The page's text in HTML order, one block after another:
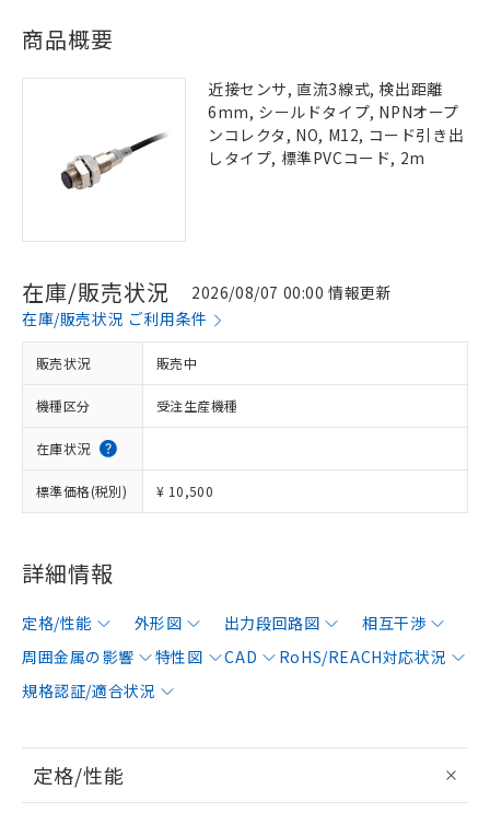
商品概要
近接センサ, 直流3線式, 検出距離
6mm, シールドタイプ, NPNオープ
ンコレクタ, NO, M12, コード引き出
しタイプ, 標準PVCコード, 2m
在庫/販売状況
2026/08/07 00:00 情報更新
在庫/販売状況 ご利用条件
販売状況 販売中
機種区分 受注生産機種
在庫状況
標準価格(税別) ¥ 10,500
詳細情報
定格/性能 外形図 出力段回路図
相互干渉
周囲金属の影響
特性図 CAD
RoHS/REACH対応状況
規格認証/適合状況
定格/性能